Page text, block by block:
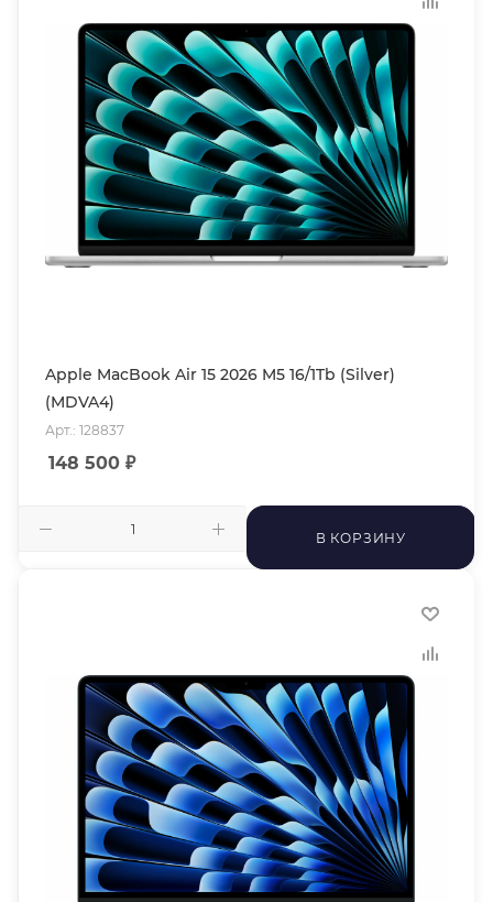
Apple MacBook Air 15 2026 M5 16/1Tb (Silver)
(MDVA4)
Арт.: 128837
148 500 ₽
В КОРЗИНУ